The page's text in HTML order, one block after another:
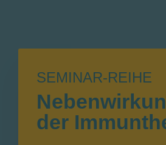
SEMINAR-REIHE
der